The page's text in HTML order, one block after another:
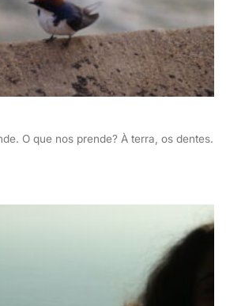
O que nos prende? À terra, os dentes.